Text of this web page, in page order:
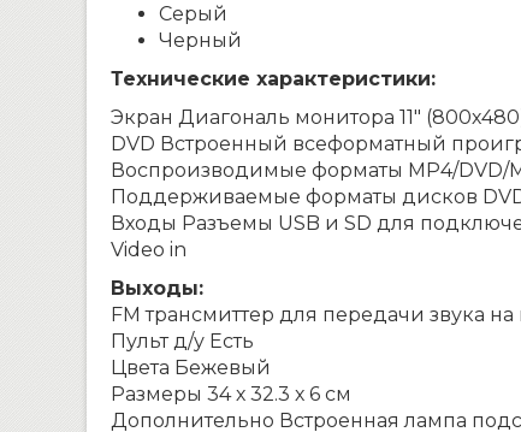
Серый
Черный
Технические характеристики:
Экран Диагональ монитора 11″
DVD Встроенный всеформатный
Воспроизводимые форматы MP4/DVD/
Поддерживаемые форматы дисков DVD,
Входы Разъемы USB и SD для
Video in
Выходы:
FM трансмиттер для передачи звука
Пульт д/у Есть
Цвета Бежевый
Размеры 34 х 32.3 х 6 см
Дополнительно Встроенная лампа